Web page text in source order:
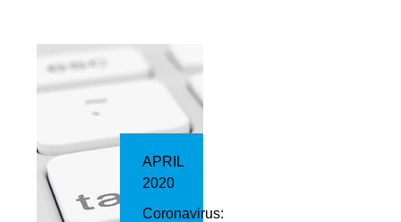
APRIL
2020
Coronavirus: